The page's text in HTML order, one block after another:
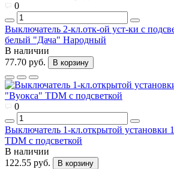
0
Выключатель 2-кл.отк-ой уст-ки с
белый "Дача" Народный
В наличии
77.70 руб.
В корзину
0
Выключатель 1-кл.открытой установки
TDM с подсветкой
В наличии
122.55 руб.
В корзину